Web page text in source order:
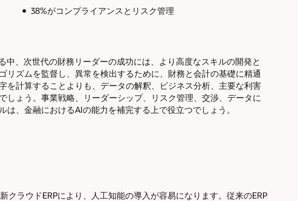
38%がコンプライアンスとリスク管理
、次世代の財務リーダーの成功には、より高度なスキルの開発と
ズムを監督し、異常を検出するために、財務と会計の基礎に精通
を計算することよりも、データの解釈、ビジネス分析、主要な利害
ょう。事業戦略、リーダーシップ、リスク管理、交渉、データに
、金融におけるAIの能力を補完する上で役立つでしょう。
クラウドERPにより、人工知能の導入が容易になります。従来のERP